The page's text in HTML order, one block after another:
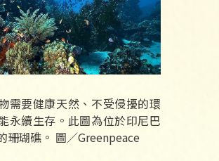
需要健康天然、不受侵擾的環
永續生存。此圖為位於印尼巴
珊瑚礁。 圖／Greenpeace